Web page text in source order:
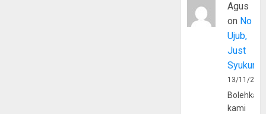
Agus
on No
Ujub,
Just
Syukur
13/11/
Bolehkah
kami